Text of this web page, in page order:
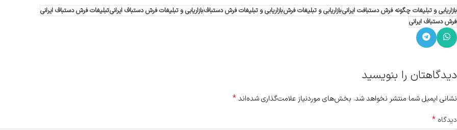
بازاریابی و تبلیغات چگونه فرش دستبافت ایرانیبازاریابی و تبلیغات فرشبازاریابی و تبلیغات فرش دستبافبازاریابی و تبلیغات فرش دستباف ایرانیتبلیغات فرش دستباف ایرانی
فرش دستباف ایرانی
دیدگاهتان را بنویسید
نشانی ایمیل شما منتشر نخواهد شد. بخش‌های موردنیاز علامت‌گذاری شده‌اند*
دیدگاه *